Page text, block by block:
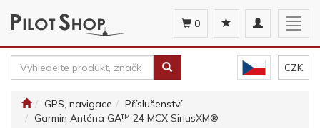
Toggle
navigation
0
CZK
GPS, navigace
Příslušenství
Garmin Anténa GA™ 24 MCX SiriusXM®